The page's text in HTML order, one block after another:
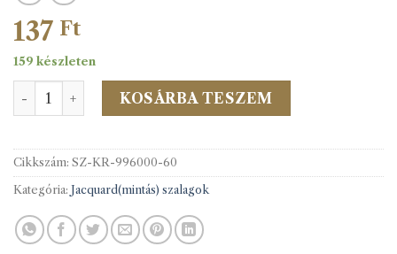
137 Ft
159 készleten
996000 Szalag 60 sárga mennyiség
KOSÁRBA TESZEM
Cikkszám: SZ-KR-996000-60
Kategória: Jacquard(mintás) szalagok